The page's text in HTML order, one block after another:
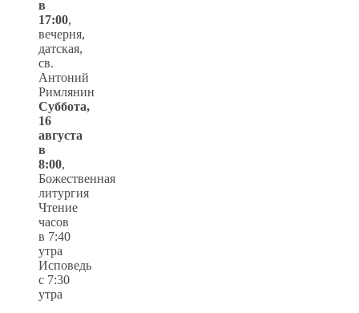
в
17:00,
вечерня,
датская,
св.
Антоний
Римлянин
Суббота,
16
августа
в
8:00,
Божественная
литургия
Чтение
часов
в 7:40
утра
Исповедь
с 7:30
утра